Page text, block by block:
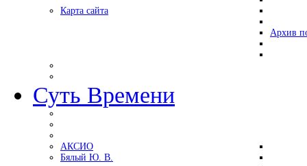
Карта сайта
Архив
Суть Времени
АКСИО
Бялый Ю. В.